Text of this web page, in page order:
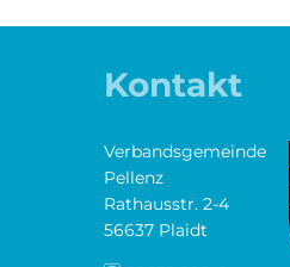
Kontakt
Verbandsgemeinde
Pellenz
Rathausstr. 2-4
56637 Plaidt